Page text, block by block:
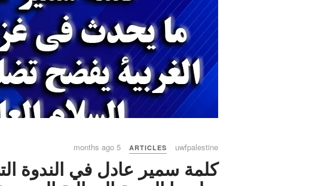
uwfpalestine
ARTICLES
5 months ago
كلمة سمير عادل في الندوة